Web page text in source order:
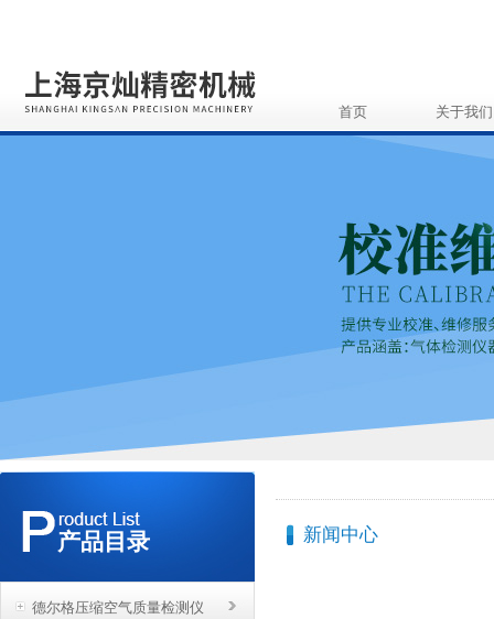
首页 关于我们
产品目录
德尔格压缩空气质量检测仪
新闻中心